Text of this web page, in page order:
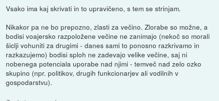
Vsako ima kaj skrivati in to upravičeno, s tem se strinjam.
Nikakor pa ne bo prepozno, zlasti za večino. Zlorabe so možne, a
bodisi voajersko razpoložene večine ne zanimajo (nekoč so morali
šiclji vohuniti za drugimi - danes sami to ponosno razkrivamo in
razkazujemo) bodisi sploh ne zadevajo velike večine, saj ni
nobenega potenciala uporabe nad njimi - temveč nad zelo ozko
skupino (npr. politikov, drugih funkcionarjev ali vodilnih v
gospodarstvu).